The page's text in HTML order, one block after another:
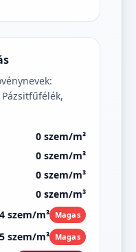
0 szem/m³
0 szem/m³
0 szem/m³
0 szem/m³
szem/m³ Magas
szem/m³ Magas